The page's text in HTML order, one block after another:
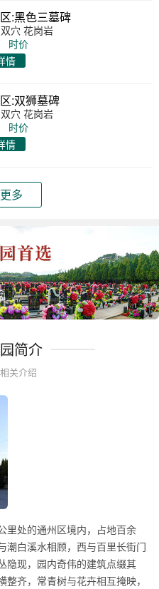
:黑色三墓碑
穴 花岗岩
时价
情
:双狮墓碑
穴 花岗岩
时价
情
多
简介
关介绍
里处的通州区境内，占地百余
潮白溪水相顾，西与百里长街门
隐现，园内奇伟的建筑点缀其
齐，常青树与花卉相互掩映，